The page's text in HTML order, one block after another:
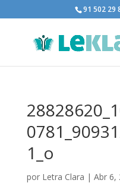
91 502 29
1_o
por Letra Clara | Abr 6,